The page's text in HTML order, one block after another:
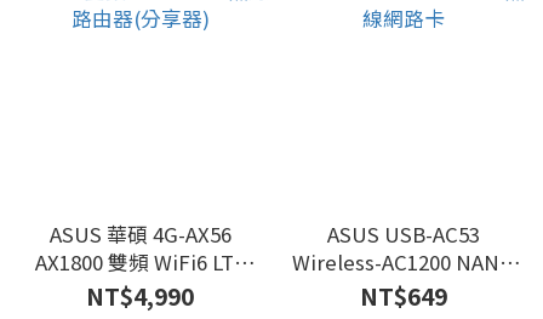
ASUS 華碩 4G-AX56
AX1800 雙頻 WiFi6 LTE
無線路由器(分享器)
NT$4,990
ASUS USB-AC53
Wireless-AC1200 NANO
無線網路卡
NT$649